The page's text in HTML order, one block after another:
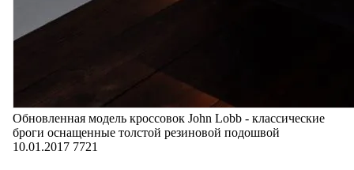
Обновленная модель кроссовок John Lobb - классические
броги оснащенные толстой резиновой подошвой
10.01.2017 7721